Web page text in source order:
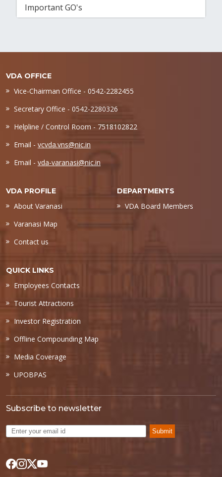
Important GO's
VDA OFFICE
Vice-Chairman Office - 0542-2282455
Secretary Office - 0542-2280326
Helpline / Control Room - 7518102822
Email - vcvda.vns@nic.in
Email - vda-varanasi@nic.in
VDA PROFILE
About Varanasi
Varanasi Map
Contact us
DEPARTMENTS
VDA Board Members
QUICK LINKS
Employees Contacts
Tourist Attractions
Investor Registration
Offline Compounding Map
Media Coverage
UPOBPAS
Subscribe to newsletter
Submit